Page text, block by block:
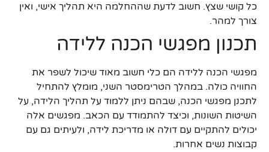
כל קושי שצץ. חשוב לדעת שההחלמה היא תהליך אישי, ואין
צורך למהר.
תכנון מפגשי הכנה ללידה
מפגשי הכנה ללידה הם כלי חשוב מאוד שיכול לשפר את
החוויה כולה. במהלך הטרימסטר השני, מומלץ להתחיל
לתכנן מפגשי הכנה, שבהם ניתן ללמוד על תהליך הלידה, על
השיטות השונות, וכיצד להתמודד עם הכאב. מפגשים אלה
יכולים להתקיים עם דולה או מדריכת לידה, ולעיתים גם עם
קבוצות נשים אחרות.